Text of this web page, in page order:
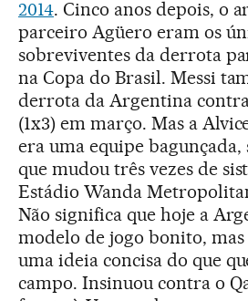
2014. Cinco anos depois, o
parceiro Agüero eram os
sobreviventes da derrota
na Copa do Brasil. Messi
derrota da Argentina
(1x3) em março. Mas a
era uma equipe
que mudou três vezes de
Estádio Wanda
Não significa que hoje a
modelo de jogo bonito,
uma ideia concisa do que
campo. Insinuou contra o